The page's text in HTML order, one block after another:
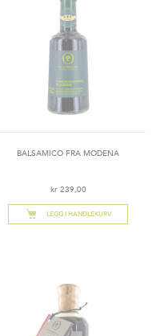
BALSAMICO FRA MODENA
kr 239,00
LEGG I HANDLEKURV